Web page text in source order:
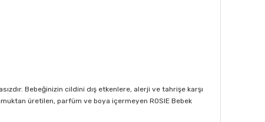
Bebeğinizin cildini dış etkenlere, alerji ve tahrişe karşı
üretilen, parfüm ve boya içermeyen ROSIE Bebek